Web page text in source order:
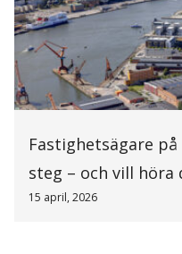
Fastighetsägare
steg – och vill
15 april, 2026